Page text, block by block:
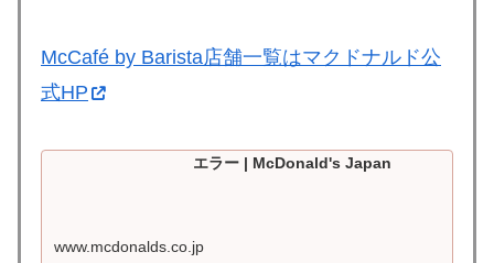
McCafé by Barista店舗一覧はマクドナルド公
式HP
エラー | McDonald's Japan
www.mcdonalds.co.jp